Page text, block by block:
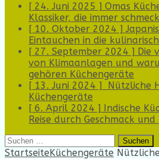
[ 24. Juni 2025 ] Omas
Klassiker, die immer
[ 10. Oktober 2024 ]
Eintauchen in die
[ 27. September 2024 ] Die
von Klimaanlagen und
gehören Küchengeräte
[ 13. Juni 2024 ]
Nützliche
Küchengeräte
[ 6. April 2024 ] Indische
Reise durch Geschmack
Suchen
nach:
StartseiteKüchengeräte